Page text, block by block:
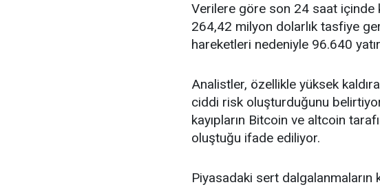
Verilere göre son 24 saat içinde
264,42 milyon dolarlık tasfiye
hareketleri nedeniyle 96.640
Analistler, özellikle yüksek
ciddi risk oluşturduğunu
kayıpların Bitcoin ve altcoin
oluştuğu ifade ediliyor.
Piyasadaki sert dalgalanmaların